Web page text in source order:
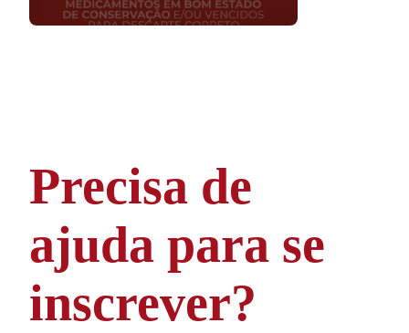
Precisa de
ajuda para se
inscrever?